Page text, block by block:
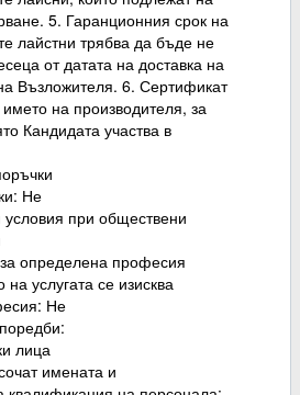
5. Гаранционния срок на
лайстни трябва да бъде не
от датата на доставка на
Възложителя. 6. Сертификат
на производителя, за
Кандидата участва в
Не
условия при обществени
за определена професия
услугата се изисква
Не
лица
имената и